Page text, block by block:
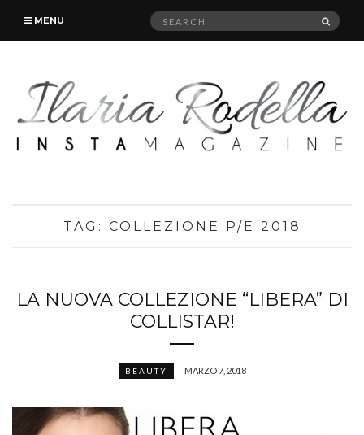
MENU
Search
TAG: COLLEZIONE P/E 2018
LA NUOVA COLLEZIONE “LIBERA” DI
COLLISTAR!
BEAUTY MARZO 7, 2018